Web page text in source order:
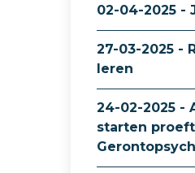
02-04-2025 -
27-03-2025 -
leren
24-02-2025 -
starten